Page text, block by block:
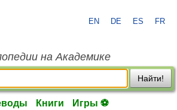
EN DE ES FR
на Академике
Найти!
Книги Игры ⚽